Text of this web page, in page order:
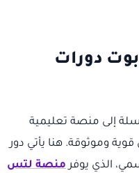
دورات
إلى منصة تعليمية
وموثوقة. هنا يأتي دور
منصة لتس